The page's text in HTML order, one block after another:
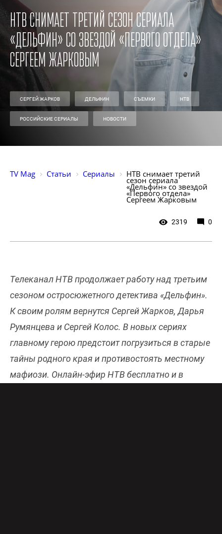
НТВ снимает третий сезон сериала
«Дельфин» со звездой «Первого отдела»
Сергеем Жарковым
СЕРГЕЙ ЖАРКОВ ДЕЛЬФИН СЪЕМКИ НТВ
РОССИЙСКИЕ СЕРИАЛЫ НОВОСТИ
TV Mag Статьи Сериалы НТВ снимает третий
сезон сериала
«Дельфин» со звездой
«Первого отдела»
Сергеем Жарковым
2319 0
Телеканал НТВ продолжает работу над третьим
сезоном остросюжетного детектива «Дельфин».
К своим ролям вернутся Сергей Жарков, Дарья
Румянцева и Сергей Колос. В новых сериях
главному герою предстоит погрузиться в старые
тайны родного края и противостоять местному
мафиози. Онлайн-эфир НТВ бесплатно и в